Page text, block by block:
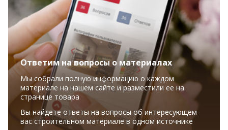
Ответим на вопросы о материалах
Мы собрали полную информацию о каждом
материале на нашем сайте и разместили ее на
странице товара
Вы найдете ответы на вопросы об интересующем
вас строительном материале в одном источнике